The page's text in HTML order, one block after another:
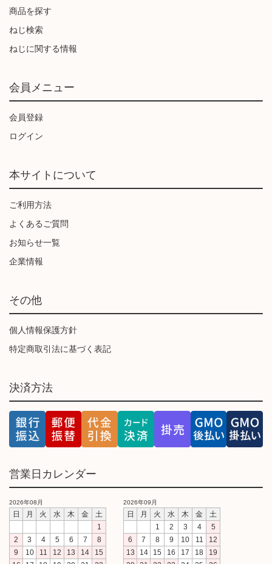
商品を探す
ねじ検索
ねじに関する情報
会員メニュー
会員登録
ログイン
本サイトについて
ご利用方法
よくあるご質問
お知らせ一覧
企業情報
その他
個人情報保護方針
特定商取引法に基づく表記
決済方法
営業日カレンダー
2026年08月
日 月 火 水 木 金
土
1
2
3 4 5 6 7
8
9
10 11 12 13 14
15
2026年09月
日 月 火 水 木 金
土
1
2 3 4
5
6
7 8 9 10 11
12
13
14 15 16 17 18
19